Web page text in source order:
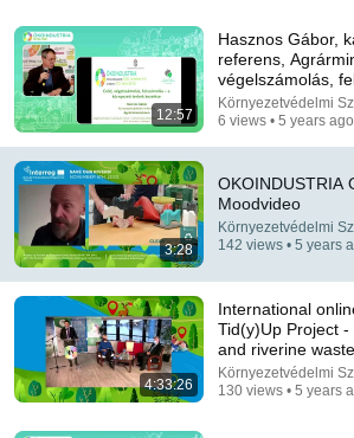
Green Beret Shows 5 DIRTY Fight
DESTROY Any Attacker!
FightFast • 465K views
12:57
Hasznos Gábor,
referens,
végelszámolás,
Környezetvédelmi
6 views • 5 years ago
3:28
OKOINDUSTRIA
Moodvideo
Környezetvédelmi
142 views • 5 years
4:33:26
International
Tid(y)Up Project
and riverine waste
Környezetvédelmi
130 views • 5 years